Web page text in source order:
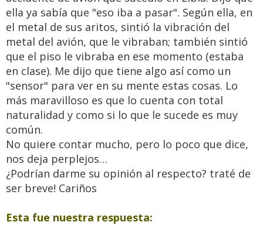
ella ya sabía que "eso iba a pasar". Según ella, en
el metal de sus aritos, sintió la vibración del
metal del avión, que le vibraban; también sintió
que el piso le vibraba en ese momento (estaba
en clase). Me dijo que tiene algo así como un
"sensor" para ver en su mente estas cosas. Lo
más maravilloso es que lo cuenta con total
naturalidad y como si lo que le sucede es muy
común.
No quiere contar mucho, pero lo poco que dice,
nos deja perplejos…
¿Podrían darme su opinión al respecto? traté de
ser breve! Cariños
Esta fue nuestra respuesta: